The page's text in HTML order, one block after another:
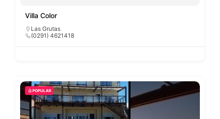
Villa Color
Las Grutas
(0291) 4621418
POPULAR